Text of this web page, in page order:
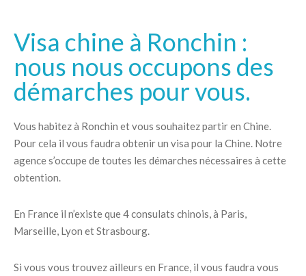
Visa chine à Ronchin :
nous nous occupons des
démarches pour vous.
Vous habitez à Ronchin et vous souhaitez partir en Chine.
Pour cela il vous faudra obtenir un visa pour la Chine. Notre
agence s’occupe de toutes les démarches nécessaires à cette
obtention.
En France il n’existe que 4 consulats chinois, à Paris,
Marseille, Lyon et Strasbourg.
Si vous vous trouvez ailleurs en France, il vous faudra vous